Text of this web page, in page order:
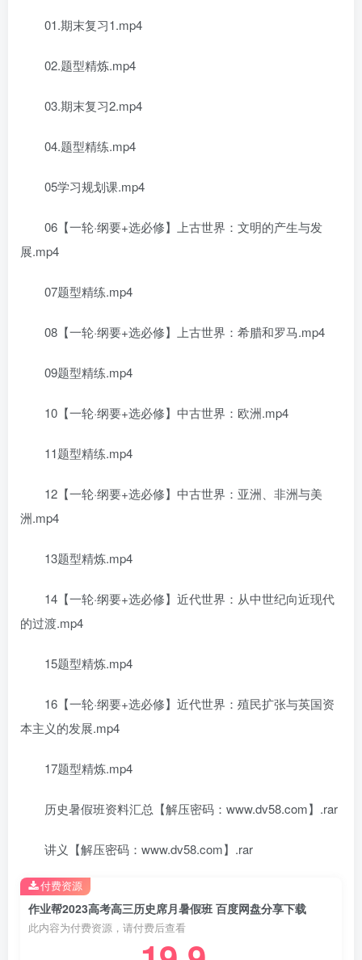
01.期末复习1.mp4
02.题型精炼.mp4
03.期末复习2.mp4
04.题型精练.mp4
05学习规划课.mp4
06【一轮·纲要+选必修】上古世界：文明的产生与发
展.mp4
07题型精练.mp4
08【一轮·纲要+选必修】上古世界：希腊和罗马.mp4
09题型精练.mp4
10【一轮·纲要+选必修】中古世界：欧洲.mp4
11题型精练.mp4
12【一轮·纲要+选必修】中古世界：亚洲、非洲与美
洲.mp4
13题型精炼.mp4
14【一轮·纲要+选必修】近代世界：从中世纪向近现代
的过渡.mp4
15题型精炼.mp4
16【一轮·纲要+选必修】近代世界：殖民扩张与英国资
本主义的发展.mp4
17题型精炼.mp4
历史暑假班资料汇总【解压密码：www.dv58.com】.rar
讲义【解压密码：www.dv58.com】.rar
作业帮2023高考高三历史席月暑假班 百度网盘分享下载
此内容为付费资源，请付费后查看
付费资源